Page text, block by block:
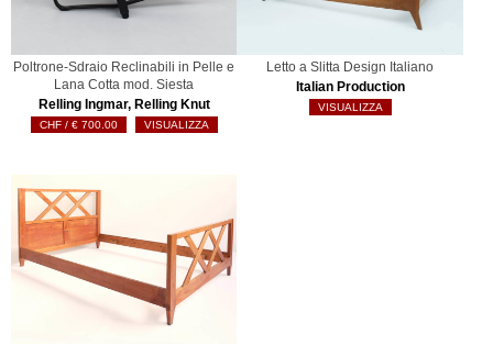
Poltrone-Sdraio Reclinabili in Pelle e
Lana Cotta mod. Siesta
Relling Ingmar, Relling Knut
€700.00 VISUALIZZA
Letto a Slitta Design Italiano
Italian Production
VISUALIZZA